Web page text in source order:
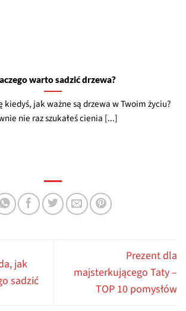
warto sadzić drzewa?
kiedyś, jak ważne są drzewa w Twoim życiu?
nie raz szukałeś cienia [...]
jak
sadzić
Prezent dla
majsterkującego Taty –
TOP 10 pomysłów